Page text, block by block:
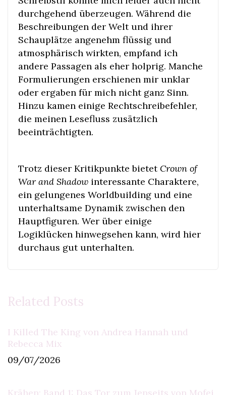
durchgehend überzeugen. Während die
Beschreibungen der Welt und ihrer
Schauplätze angenehm flüssig und
atmosphärisch wirkten, empfand ich
andere Passagen als eher holprig. Manche
Formulierungen erschienen mir unklar
oder ergaben für mich nicht ganz Sinn.
Hinzu kamen einige Rechtschreibefehler,
die meinen Lesefluss zusätzlich
beeinträchtigten.
Trotz dieser Kritikpunkte bietet Crown of
War and Shadow interessante Charaktere,
ein gelungenes Worldbuilding und eine
unterhaltsame Dynamik zwischen den
Hauptfiguren. Wer über einige
Logiklücken hinwegsehen kann, wird hier
durchaus gut unterhalten.
Related Posts
I Killed The King von Andrea Hannah und
Rebecca Mix
09/07/2026